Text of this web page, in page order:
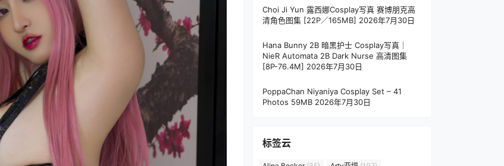
Choi Ji Yun 露西娜Cosplay写真 赛博朋克高
清角色图集 [22P／165MB] 2026年7月30日
Hana Bunny 2B 暗黑护士 Cosplay写真｜
NieR Automata 2B Dark Nurse 高清图集
[8P-76.4M] 2026年7月30日
PoppaChan Niyaniya Cosplay Set – 41
Photos 59MB 2026年7月30日
标签云